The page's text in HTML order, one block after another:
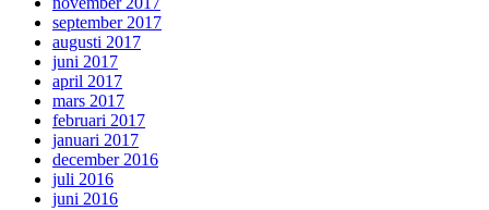
september 2017
augusti 2017
juni 2017
april 2017
mars 2017
februari 2017
januari 2017
december 2016
juli 2016
juni 2016